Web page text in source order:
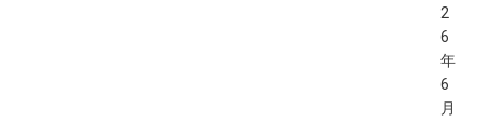
2
6
年
6
月